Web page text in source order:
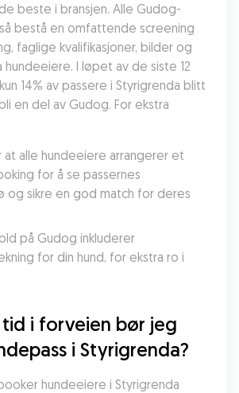
beste i bransjen. Alle Gudog-
bestå en omfattende screening
faglige kvalifikasjoner, bilder og
hundeeiere. I løpet av de siste 12
14% av passere i Styrigrenda blitt
en del av Gudog. For ekstra
at alle hundeeiere arrangerer et
for å se passernes
og sikre en god match for deres
på Gudog inkluderer
for din hund, for ekstra ro i
i forveien bør jeg
i Styrigrenda?
hundeeiere i Styrigrenda